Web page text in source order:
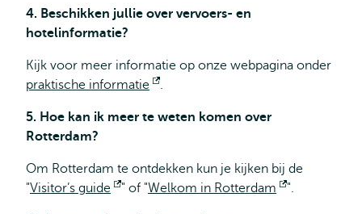
4. Beschikken jullie over vervoers- en
hotelinformatie?
Kijk voor meer informatie op onze webpagina onder
praktische informatie
Opent
.
5. Hoe kan ik meer te weten komen over
Rotterdam?
Om Rotterdam te ontdekken kun je kijken bij de
"Visitor’s guide
Opent
" of "Welkom in Rotterdam
Opent
".